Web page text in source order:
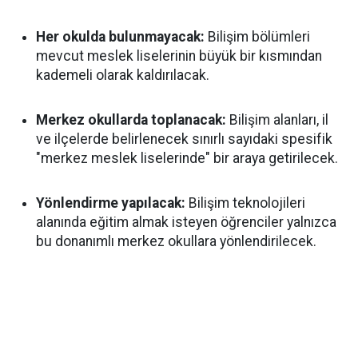
Her okulda bulunmayacak: Bilişim bölümleri
mevcut meslek liselerinin büyük bir kısmından
kademeli olarak kaldırılacak.
Merkez okullarda toplanacak: Bilişim alanları, il
ve ilçelerde belirlenecek sınırlı sayıdaki spesifik
"merkez meslek liselerinde" bir araya getirilecek.
Yönlendirme yapılacak: Bilişim teknolojileri
alanında eğitim almak isteyen öğrenciler yalnızca
bu donanımlı merkez okullara yönlendirilecek.